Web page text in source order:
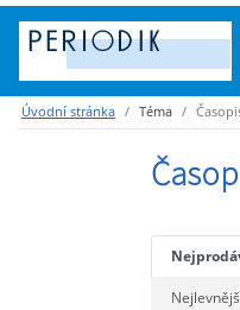
Úvodní stránka Téma